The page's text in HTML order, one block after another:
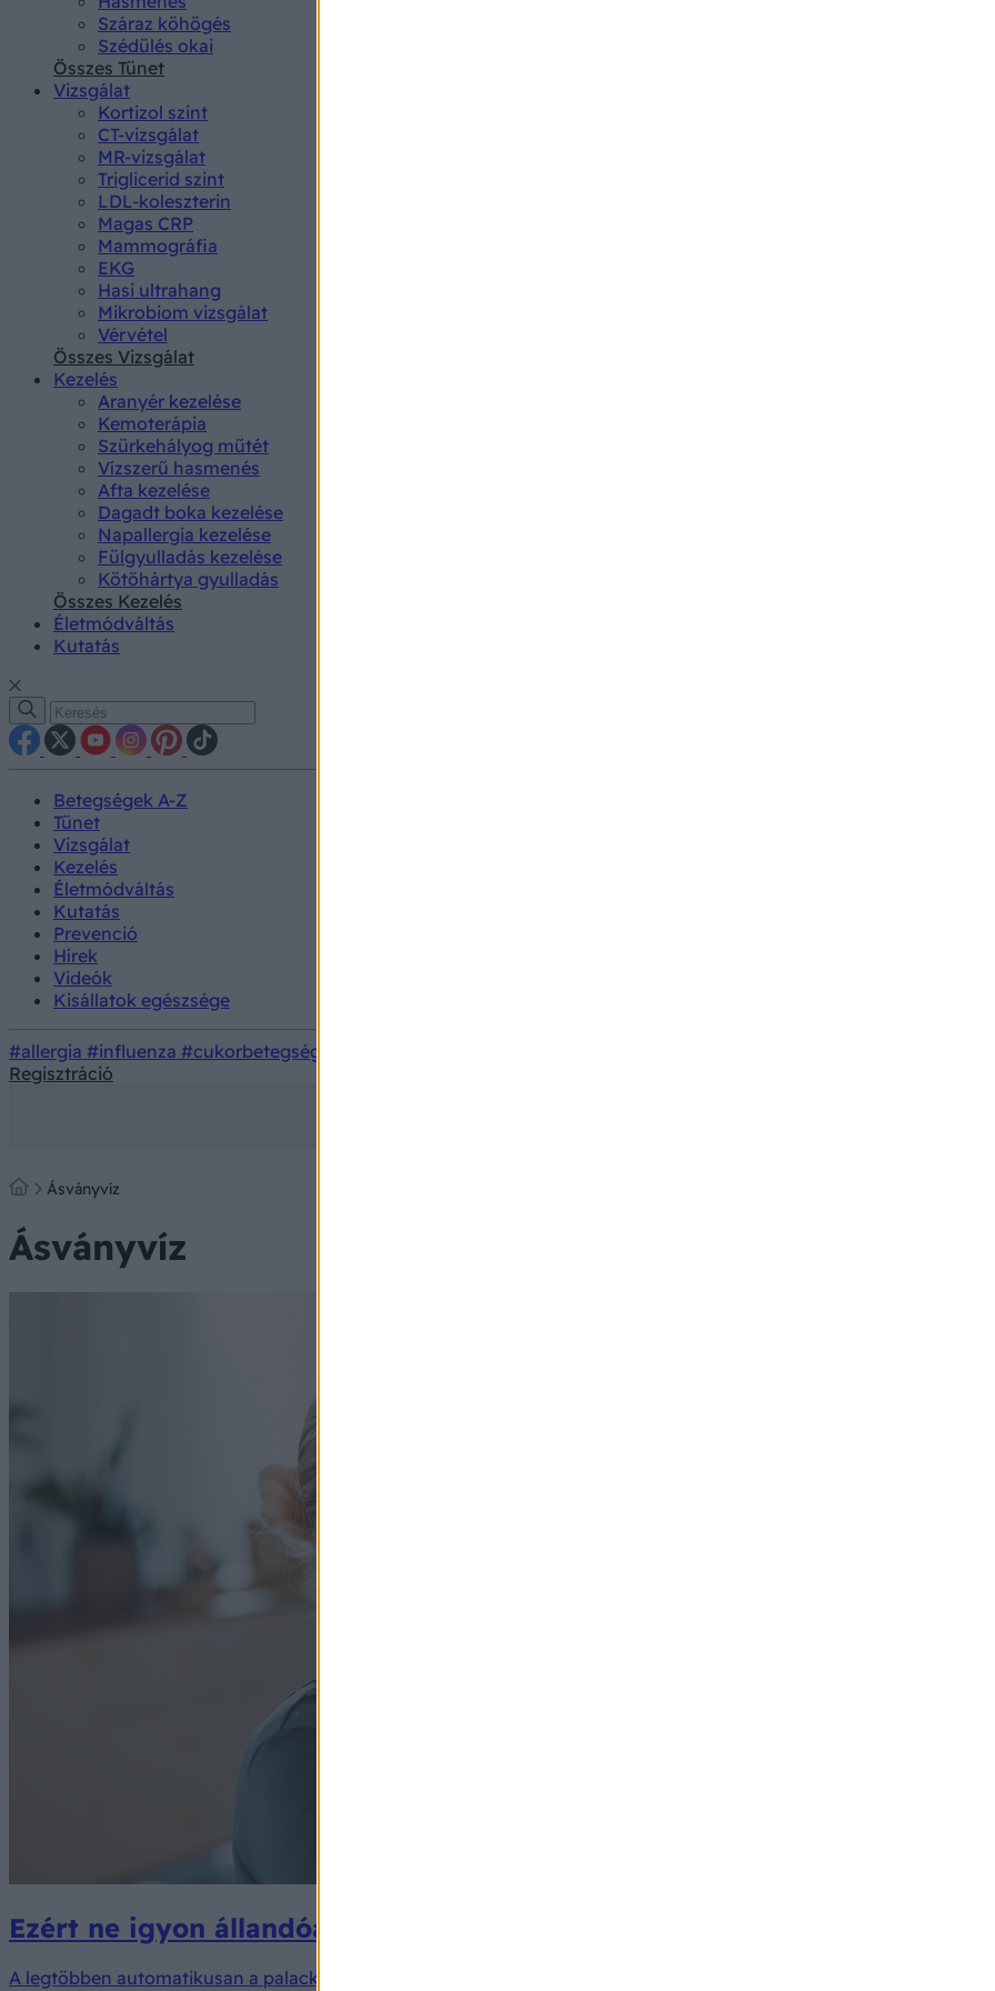
Száraz köhögés
Szédülés okai
Összes Tünet
Vizsgálat
Kortizol szint
CT-vizsgálat
MR-vizsgálat
Triglicerid szint
LDL-koleszterin
Magas CRP
Mammográfia
EKG
Hasi ultrahang
Mikrobiom vizsgálat
Vérvétel
Összes Vizsgálat
Kezelés
Aranyér kezelése
Kemoterápia
Szürkehályog műtét
Vízszerű hasmenés
Afta kezelése
Dagadt boka kezelése
Napallergia kezelése
Fülgyulladás kezelése
Kötőhártya gyulladás
Összes Kezelés
Életmódváltás
Kutatás
Betegségek A-Z
Tünet
Vizsgálat
Kezelés
Életmódváltás
Kutatás
Prevenció
Hírek
Videók
Kisállatok egészsége
#allergia #influenza #cukorbetegség
Regisztráció
Ásványvíz
Ásványvíz
Ezért ne igyon állandóan palackozott vizet - a csapvíznek is adjon esélyt!
A legtöbben automatikusan a palackos vizet tartják egészségesebbnek, pedig a szakértők szerint ez nem ennyire